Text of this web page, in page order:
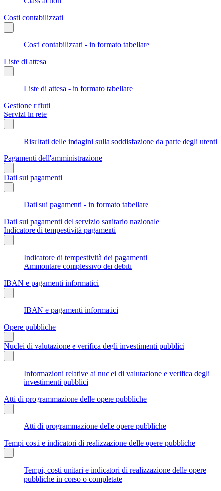
Costi contabilizzati
Costi contabilizzati - in formato tabellare
Liste di attesa
Liste di attesa - in formato tabellare
Gestione rifiuti
Servizi in rete
Risultati delle indagini sulla soddisfazione da parte degli utenti
Pagamenti dell'amministrazione
Dati sui pagamenti
Dati sui pagamenti - in formato tabellare
Dati sui pagamenti del servizio sanitario nazionale
Indicatore di tempestività pagamenti
Indicatore di tempestività dei pagamenti
Ammontare complessivo dei debiti
IBAN e pagamenti informatici
IBAN e pagamenti informatici
Opere pubbliche
Nuclei di valutazione e verifica degli investimenti pubblici
Informazioni relative ai nuclei di valutazione e verifica degli
investimenti pubblici
Atti di programmazione delle opere pubbliche
Atti di programmazione delle opere pubbliche
Tempi costi e indicatori di realizzazione delle opere pubbliche
Tempi, costi unitari e indicatori di realizzazione delle opere
pubbliche in corso o completate